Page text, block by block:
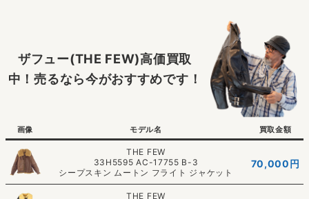
ザフュー(THE FEW)高価買取
中！売るなら今がおすすめです！
画像 モデル名 買取金額
THE FEW
33H5595 AC-17755 B-3
シープスキン ムートン フライト ジャケット
70,000 円
THE FEW